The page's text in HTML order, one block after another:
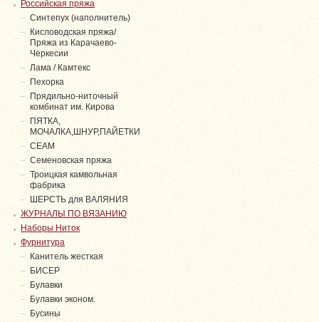
Российская пряжа
Синтепух (наполнитель)
Кисловодская пряжа/
Пряжа из Карачаево-
Черкесии
Лама / Камтекс
Пехорка
Прядильно-ниточный
комбинат им. Кирова
ПЯТКА,
МОЧАЛКА,ШНУР,ПАЙЕТКИ
СЕАМ
Семеновская пряжа
Троицкая камвольная
фабрика
ШЕРСТЬ для ВАЛЯНИЯ
ЖУРНАЛЫ ПО ВЯЗАНИЮ
Наборы Ниток
Фурнитура
Канитель жесткая
БИСЕР
Булавки
Булавки эконом.
Бусины